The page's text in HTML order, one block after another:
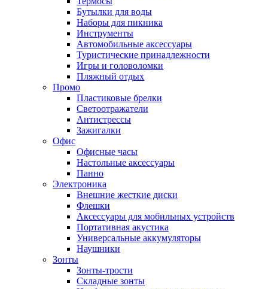
Бутылки для воды
Наборы для пикника
Инструменты
Автомобильные аксессуары
Туристические принадлежности
Игры и головоломки
Пляжный отдых
Промо
Пластиковые брелки
Светоотражатели
Антистрессы
Зажигалки
Офис
Офисные часы
Настольные аксессуары
Панно
Электроника
Внешние жесткие диски
Флешки
Аксессуары для мобильных устройств
Портативная акустика
Универсальные аккумуляторы
Наушники
Зонты
Зонты-трости
Складные зонты